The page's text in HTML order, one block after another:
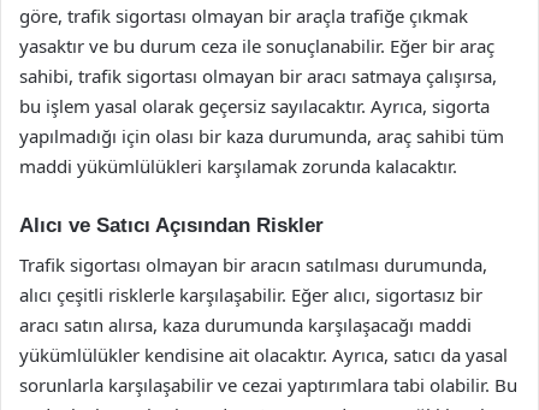
göre, trafik sigortası olmayan bir araçla trafiğe çıkmak
yasaktır ve bu durum ceza ile sonuçlanabilir. Eğer bir araç
sahibi, trafik sigortası olmayan bir aracı satmaya çalışırsa,
bu işlem yasal olarak geçersiz sayılacaktır. Ayrıca, sigorta
yapılmadığı için olası bir kaza durumunda, araç sahibi tüm
maddi yükümlülükleri karşılamak zorunda kalacaktır.
Alıcı ve Satıcı Açısından Riskler
Trafik sigortası olmayan bir aracın satılması durumunda,
alıcı çeşitli risklerle karşılaşabilir. Eğer alıcı, sigortasız bir
aracı satın alırsa, kaza durumunda karşılaşacağı maddi
yükümlülükler kendisine ait olacaktır. Ayrıca, satıcı da yasal
sorunlarla karşılaşabilir ve cezai yaptırımlara tabi olabilir. Bu